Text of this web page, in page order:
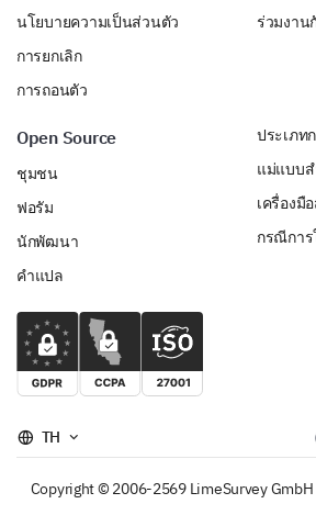
นโยบายความเป็นส่วนตัว
การยกเลิก
การถอนตัว
ร่วมงาน
Open Source
ชุมชน
ฟอรัม
นักพัฒนา
คำแปล
ประเภท
แม่แบบส
เครื่องมื
กรณีกา
TH
Copyright © 2006-2569 LimeSurvey GmbH